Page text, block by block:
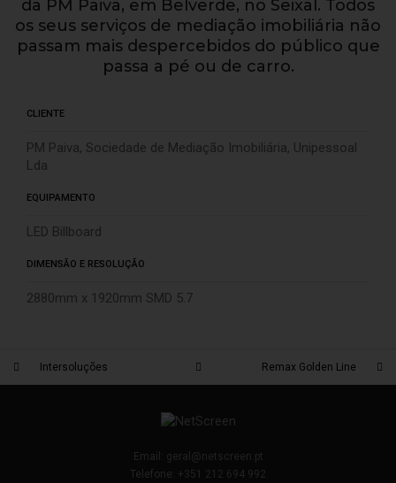
da PM Paiva, em Belverde, no Seixal. Todos
os seus serviços de mediação imobiliária não
passam mais despercebidos do público que
passa a pé ou de carro.
CLIENTE
PM Paiva, Sociedade de Mediação Imobiliária, Unipessoal
Lda
EQUIPAMENTO
LED Billboard
DIMENSÃO E RESOLUÇÃO
2880mm x 1920mm SMD 5.7
Intersoluções Remax Golden Line
Email:
geral@netscreen.pt
Telefone:
+351 212 694 992